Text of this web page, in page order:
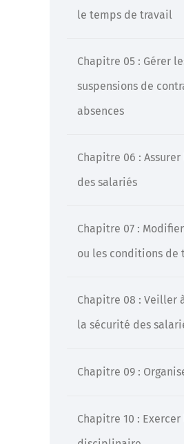
le temps de travail
Chapitre 05 : Gérer
suspensions de
absences
Chapitre 06 :
des salariés
Chapitre 07 :
ou les conditions de
Chapitre 08 : Veiller
la sécurité des
Chapitre 09 :
Chapitre 10 :